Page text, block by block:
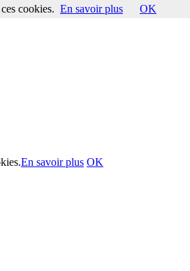
En savoir plus OK
cookies. En savoir plus OK